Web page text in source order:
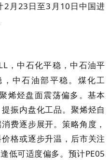
2 月 23 日至3 月 10 日中国进
，中石化平稳，中石油平
，中石油部平稳。煤化工
烯烃盘面震荡偏多。基本
振内盘化工品。聚烯烃自
费逐步展开。策略角度，
格或逐步升温，后市关注
低可适度偏多。预计PE05